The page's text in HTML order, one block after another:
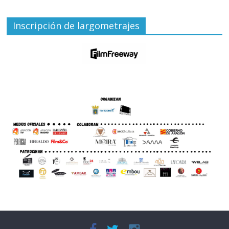
Inscripción de largometrajes